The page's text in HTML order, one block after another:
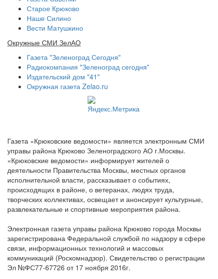
Старое Крюково
Наше Силино
Вести Матушкино
Окружные СМИ ЗелАО
Газета "Зеленоград Сегодня"
Радиокомпания "Зеленоград сегодня"
Издательский дом "41"
Окружная газета Zelao.ru
Газета «Крюковские ведомости» является электронным СМИ
управы района Крюково Зеленоградского АО г.Москвы.
«Крюковские ведомости» информирует жителей о
деятельности Правительства Москвы, местных органов
исполнительной власти, рассказывает о событиях,
происходящих в районе, о ветеранах, людях труда,
творческих коллективах, освещает и анонсирует культурные,
развлекательные и спортивные мероприятия района.
Электронная газета управы района Крюково города Москвы
зарегистрирована Федеральной службой по надзору в сфере
связи, информационных технологий и массовых
коммуникаций (Роскомнадзор). Свидетельство о регистрации
Эл №ФС77-67726 от 17 ноября 2016г.